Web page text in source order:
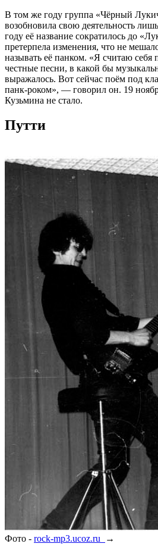
В том же году группа «Чёрный
возобновила свою деятельность
году её название сократилось до
претерпела изменения, что не
называть её панком. «Я считаю
честные песни, в какой бы
выражалось. Вот сейчас поём под
панк-роком», — говорил он. 19
Кузьмина не стало.
Путти
Фото - rock-mp3.ucoz.ru
→